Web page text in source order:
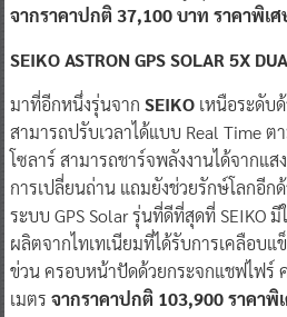
จากราคาปกติ 37,100 บาท ราคาพิเ
SEIKO ASTRON GPS SOLAR 5X
มาที่อีกหนึ่งรุ่นจาก SEIKOเหนือระดับด้
สามารถปรับเวลาได้แบบ Real Time
โซลาร์ สามารถชาร์จพลังงานได้จากแส
การเปลี่ยนถ่าน แถมยังช่วยรักษ์โลกอีก
ระบบ GPS Solar รุ่นที่ดีที่สุดที่ SEIKO
ผลิตจากไทเทเนียมที่ได้รับการเคลือบ
ข่วน ครอบหน้าปัดด้วยกระจกแชฟไฟร์
เมตร จากราคาปกติ 103,900 ราคาพิ